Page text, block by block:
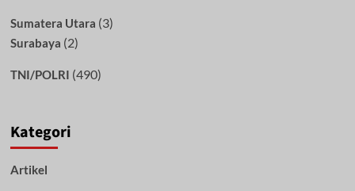
Sumatera Utara (3)
Surabaya (2)
TNI/POLRI (490)
Kategori
Artikel